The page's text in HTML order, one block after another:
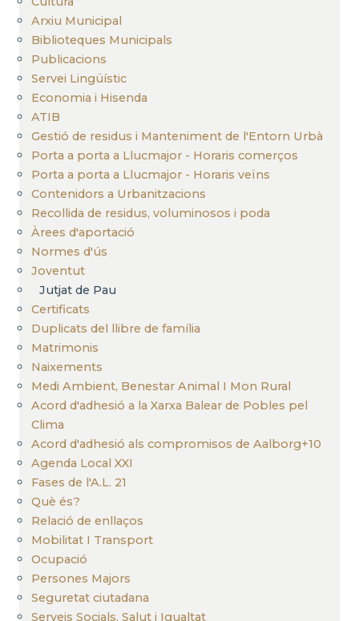
Arxiu Municipal
Biblioteques Municipals
Publicacions
Servei Lingüístic
Economia i Hisenda
ATIB
Gestió de residus i Manteniment de l'Entorn Urbà
Porta a porta a Llucmajor - Horaris comerços
Porta a porta a Llucmajor - Horaris veïns
Contenidors a Urbanitzacions
Recollida de residus, voluminosos i poda
Àrees d'aportació
Normes d'ús
Joventut
Jutjat de Pau
Certificats
Duplicats del llibre de família
Matrimonis
Naixements
Medi Ambient, Benestar Animal I Mon Rural
Acord d'adhesió a la Xarxa Balear de Pobles pel
Clima
Acord d'adhesió als compromisos de Aalborg+10
Agenda Local XXI
Fases de l'A.L. 21
Què és?
Relació de enllaços
Mobilitat I Transport
Ocupació
Persones Majors
Seguretat ciutadana
Serveis Socials, Salut i Igualtat